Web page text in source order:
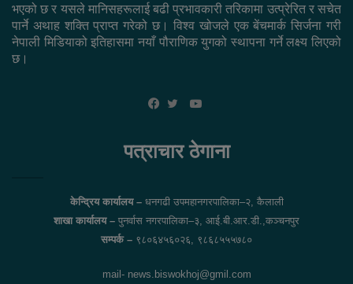
भएको छ र यसले मानिसहरूलाई बढी प्रभावकारी तरिकामा उत्प्रेरित र सचेत
पार्ने अथाह शक्ति प्राप्त गरेको छ। विश्व खोजले एक बेंचमार्क सिर्जना गरी
नेपाली मिडियाको इतिहासमा नयाँ पौराणिक युगको स्थापना गर्ने लक्ष्य लिएको
छ।
YouTube
पत्राचार ठेगाना
केन्द्रिय कार्यालय –धनगढी उपमहानगरपालिका–२, कैलाली
शाखा कार्यालय – पुनर्वास नगरपालिका–३, आई.बी.आर.डी.,कञ्चनपुर
सम्पर्क – ९८०६४५६०२६, ९८६८५५५७८०
mail- news.biswokhoj@gmil.com